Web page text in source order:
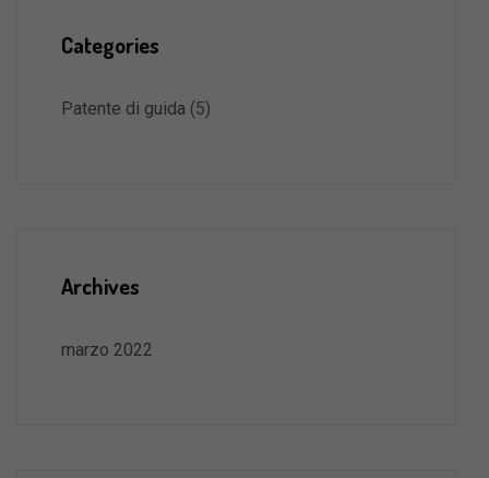
Categories
Patente di guida (5)
Archives
marzo 2022